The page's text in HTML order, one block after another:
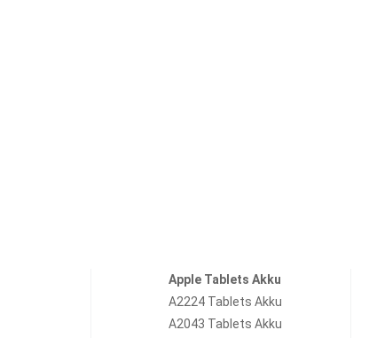
Apple Tablets Akku
A2224 Tablets Akku
A2043 Tablets Akku